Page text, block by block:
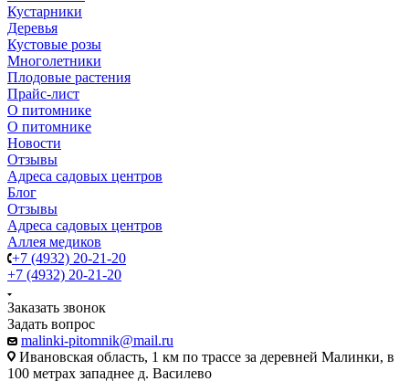
Кустарники
Деревья
Кустовые розы
Многолетники
Плодовые растения
Прайс-лист
О питомнике
О питомнике
Новости
Отзывы
Адреса садовых центров
Блог
Отзывы
Адреса садовых центров
Аллея медиков
+7 (4932) 20-21-20
+7 (4932) 20-21-20
Заказать звонок
Задать вопрос
malinki-pitomnik@mail.ru
Ивановская область, 1 км по трассе за деревней Малинки, в
100 метрах западнее д. Василево